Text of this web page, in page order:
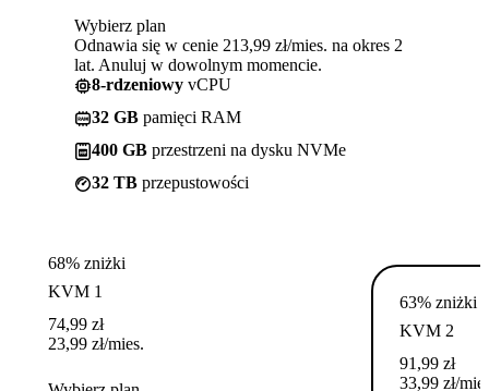
Wybierz plan
Odnawia się w cenie 213,99 zł/mies. na okres 2
lat. Anuluj w dowolnym momencie.
8-rdzeniowy vCPU
32 GB pamięci RAM
400 GB przestrzeni na dysku NVMe
32 TB przepustowości
68% zniżki
KVM 1
74,99 zł
23,99 zł/mies.
63% zniżki
KVM 2
91,99 zł
33,99 zł/